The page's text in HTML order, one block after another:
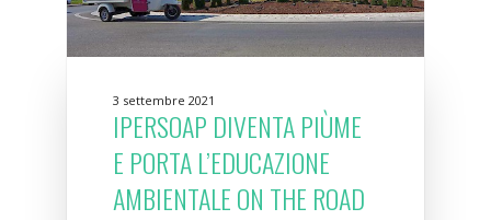
3 settembre 2021
IPERSOAP DIVENTA PIÙME
E PORTA L’EDUCAZIONE
AMBIENTALE ON THE ROAD